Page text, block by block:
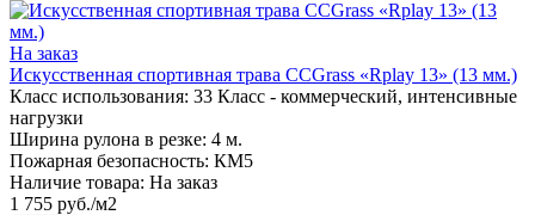
На заказ
Искусственная спортивная трава CCGrass «Rplay 13» (13 мм.)
Класс использования: 33 Класс - коммерческий, интенсивные
нагрузки
Ширина рулона в резке: 4 м.
Пожарная безопасность: КМ5
Наличие товара: На заказ
1 755 руб./м2